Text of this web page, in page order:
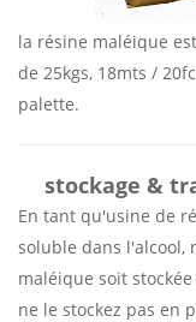
la résine maléique
de 25kgs, 18mts /
palette.
stockage &
En tant qu'usine de
soluble dans l'alcool,
maléique soit
ne le stockez pas en